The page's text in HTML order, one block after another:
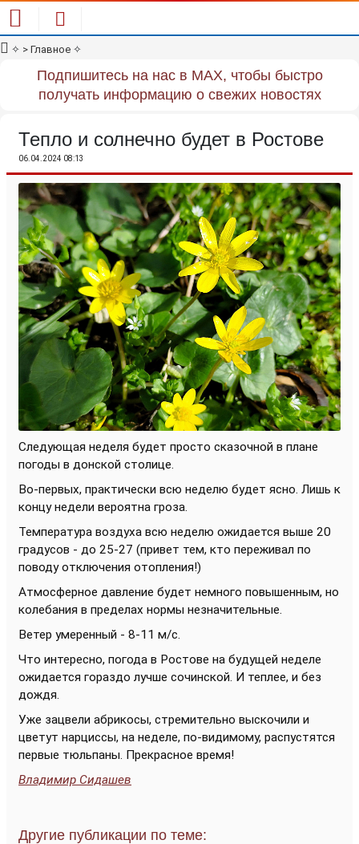
✧ > Главное ✧
Подпишитесь на нас в MAX, чтобы быстро
получать информацию о свежих новостях
Тепло и солнечно будет в Ростове
06.04.2024 08:13
Следующая неделя будет просто сказочной в плане
погоды в донской столице.
Во-первых, практически всю неделю будет ясно. Лишь к
концу недели вероятна гроза.
Температура воздуха всю неделю ожидается выше 20
градусов - до 25-27 (привет тем, кто переживал по
поводу отключения отопления!)
Атмосферное давление будет немного повышенным, но
колебания в пределах нормы незначительные.
Ветер умеренный - 8-11 м/с.
Что интересно, погода в Ростове на будущей неделе
ожидается гораздо лучше сочинской. И теплее, и без
дождя.
Уже зацвели абрикосы, стремительно выскочили и
цветут нарциссы, на неделе, по-видимому, распустятся
первые тюльпаны. Прекрасное время!
Владимир Сидашев
Другие публикации по теме: